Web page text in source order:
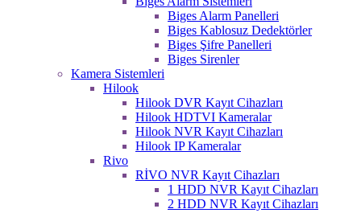
Biges Alarm Panelleri
Biges Kablosuz Dedektörler
Biges Şifre Panelleri
Biges Sirenler
Kamera Sistemleri
Hilook
Hilook DVR Kayıt Cihazları
Hilook HDTVI Kameralar
Hilook NVR Kayıt Cihazları
Hilook IP Kameralar
Rivo
RİVO NVR Kayıt Cihazları
1 HDD NVR Kayıt Cihazları
2 HDD NVR Kayıt Cihazları